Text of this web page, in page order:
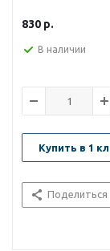
830 р.
В наличии
Купить в 1
Поделиться